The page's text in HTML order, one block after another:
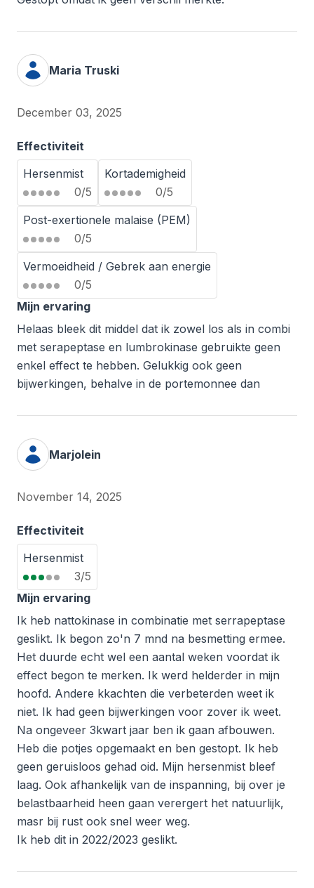
Maria Truski
December 03, 2025
Effectiviteit
Hersenmist
0/5
Kortademigheid
0/5
Post-exertionele malaise (PEM)
0/5
Vermoeidheid / Gebrek aan energie
0/5
Mijn ervaring
Helaas bleek dit middel dat ik zowel los als in combi
met serapeptase en lumbrokinase gebruikte geen
enkel effect te hebben. Gelukkig ook geen
bijwerkingen, behalve in de portemonnee dan
Marjolein
November 14, 2025
Effectiviteit
Hersenmist
3/5
Mijn ervaring
Ik heb nattokinase in combinatie met serrapeptase
geslikt. Ik begon zo'n 7 mnd na besmetting ermee.
Het duurde echt wel een aantal weken voordat ik
effect begon te merken. Ik werd helderder in mijn
hoofd. Andere kkachten die verbeterden weet ik
niet. Ik had geen bijwerkingen voor zover ik weet.
Na ongeveer 3kwart jaar ben ik gaan afbouwen.
Heb die potjes opgemaakt en ben gestopt. Ik heb
geen geruisloos gehad oid. Mijn hersenmist bleef
laag. Ook afhankelijk van de inspanning, bij over je
belastbaarheid heen gaan verergert het natuurlijk,
masr bij rust ook snel weer weg.
Ik heb dit in 2022/2023 geslikt.